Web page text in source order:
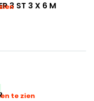
3 ST 3 X 6 M
te zien